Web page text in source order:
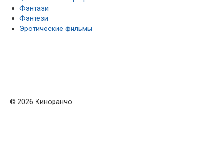
Фэнтази
Фэнтези
Эротические фильмы
© 2026 Киноранчо